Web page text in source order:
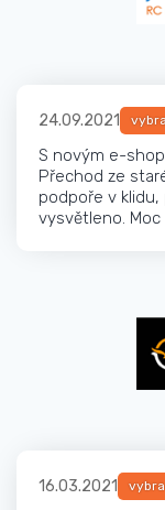
24.09.2021
S novým e-
Přechod ze
podpoře v klidu,
vysvětleno.
16.03.2021